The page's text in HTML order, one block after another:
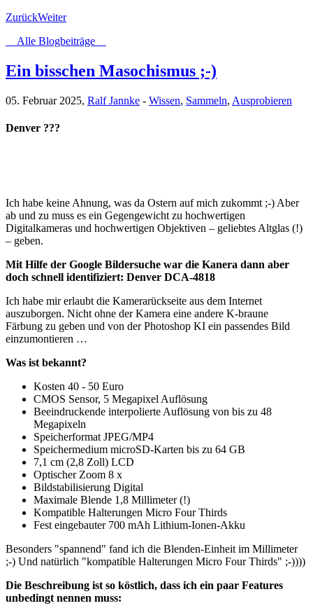
ZurückWeiter
Alle Blogbeiträge
Ein bisschen Masochismus ;-)
05. Februar 2025, Ralf Jannke - Wissen, Sammeln, Ausprobieren
Denver ???
Ich habe keine Ahnung, was da Ostern auf mich zukommt ;-) Aber
ab und zu muss es ein Gegengewicht zu hochwertigen
Digitalkameras und hochwertigen Objektiven – geliebtes Altglas (!)
– geben.
Mit Hilfe der Google Bildersuche war die Kanera dann aber
doch schnell identifiziert: Denver DCA-4818
Ich habe mir erlaubt die Kamerarückseite aus dem Internet
auszuborgen. Nicht ohne der Kamera eine andere K-braune
Färbung zu geben und von der Photoshop KI ein passendes Bild
einzumontieren …
Was ist bekannt?
Kosten 40 - 50 Euro
CMOS Sensor, 5 Megapixel Auflösung
Beeindruckende interpolierte Auflösung von bis zu 48
Megapixeln
Speicherformat JPEG/MP4
Speichermedium microSD-Karten bis zu 64 GB
7,1 cm (2,8 Zoll) LCD
Optischer Zoom 8 x
Bildstabilisierung Digital
Maximale Blende 1,8 Millimeter (!)
Kompatible Halterungen Micro Four Thirds
Fest eingebauter 700 mAh Lithium-Ionen-Akku
Besonders "spannend" fand ich die Blenden-Einheit im Millimeter
;-) Und natürlich "kompatible Halterungen Micro Four Thirds" ;-))))
Die Beschreibung ist so köstlich, dass ich ein paar Features
unbedingt nennen muss: